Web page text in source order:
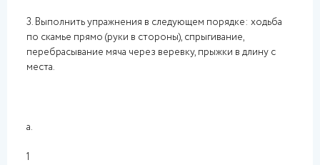
3. Выполнить упражнения в следующем порядке: ходьба
по скамье прямо (руки в стороны), спрыгивание,
перебрасывание мяча через веревку, прыжки в длину с
места.
a.
1